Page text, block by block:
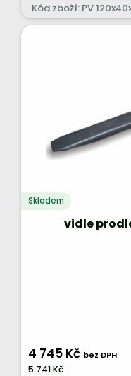
Kód zboží: PV
Skladem
vidle
4 745 Kč bez DPH
5 741 Kč